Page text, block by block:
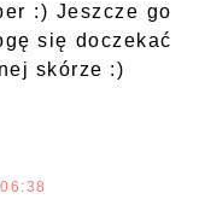
:) Jeszcze go
się doczekać
skórze :)